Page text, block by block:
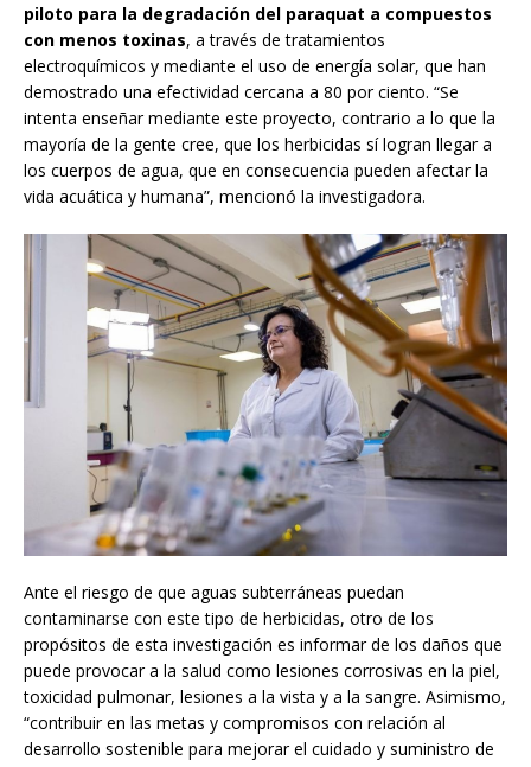
piloto para la degradación del paraquat a compuestos
con menos toxinas, a través de tratamientos
electroquímicos y mediante el uso de energía solar, que han
demostrado una efectividad cercana a 80 por ciento. “Se
intenta enseñar mediante este proyecto, contrario a lo que la
mayoría de la gente cree, que los herbicidas sí logran llegar a
los cuerpos de agua, que en consecuencia pueden afectar la
vida acuática y humana”, mencionó la investigadora.
Ante el riesgo de que aguas subterráneas puedan
contaminarse con este tipo de herbicidas, otro de los
propósitos de esta investigación es informar de los daños que
puede provocar a la salud como lesiones corrosivas en la piel,
toxicidad pulmonar, lesiones a la vista y a la sangre. Asimismo,
“contribuir en las metas y compromisos con relación al
desarrollo sostenible para mejorar el cuidado y suministro de